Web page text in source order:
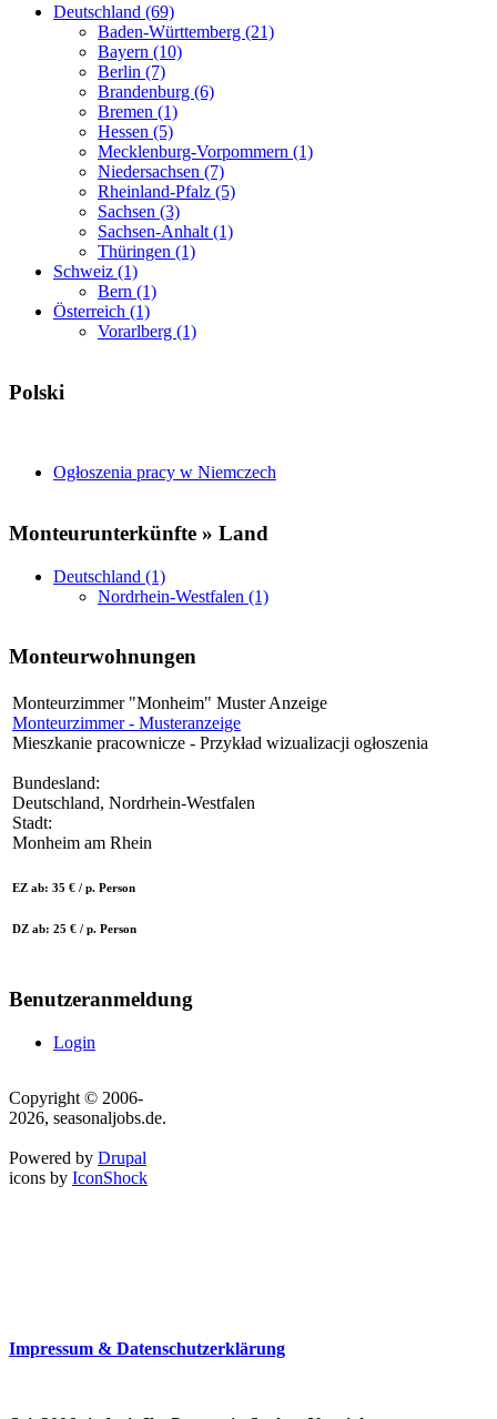
Deutschland (69)
Baden-Württemberg (21)
Bayern (10)
Berlin (7)
Brandenburg (6)
Bremen (1)
Hessen (5)
Mecklenburg-Vorpommern (1)
Niedersachsen (7)
Rheinland-Pfalz (5)
Sachsen (3)
Sachsen-Anhalt (1)
Thüringen (1)
Schweiz (1)
Bern (1)
Österreich (1)
Vorarlberg (1)
Polski
Ogłoszenia pracy w Niemczech
Monteurunterkünfte » Land
Deutschland (1)
Nordrhein-Westfalen (1)
Monteurwohnungen
Monteurzimmer "Monheim" Muster Anzeige
Monteurzimmer - Musteranzeige
Mieszkanie pracownicze - Przykład wizualizacji ogłoszenia
Bundesland:
Deutschland, Nordrhein-Westfalen
Stadt:
Monheim am Rhein
EZ ab: 35 € / p. Person
DZ ab: 25 € / p. Person
Benutzeranmeldung
Login
Copyright © 2006-
2026, seasonaljobs.de.
Powered by Drupal
icons by IconShock
Impressum & Datenschutzerklärung